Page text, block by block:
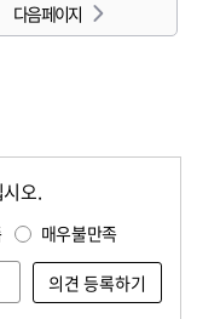
다음 페이지
오.
매우불만족